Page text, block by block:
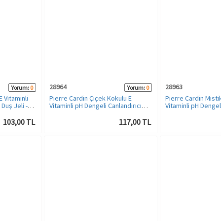
Yorum: 0
Vitaminli
Duş Jeli -
103,00 TL
28964 Yorum: 0
Pierre Cardin Çiçek Kokulu E
Vitaminli pH Dengeli Canlandırıcı
117,00 TL
28963
Pierre Cardin
Vitaminli pH